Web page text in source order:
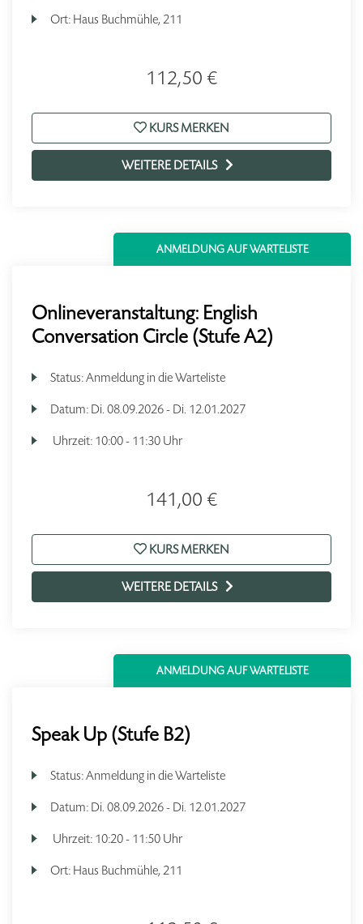
Ort: Haus Buchmühle, 211
112,50 €
KURS MERKEN
WEITERE DETAILS
ANMELDUNG AUF WARTELISTE
Onlineveranstaltung: English
Conversation Circle (Stufe A2)
Status:Anmeldung in die Warteliste
Datum: Di. 08.09.2026 - Di. 12.01.2027
Uhrzeit: 10:00 - 11:30 Uhr
141,00 €
KURS MERKEN
WEITERE DETAILS
ANMELDUNG AUF WARTELISTE
Speak Up (Stufe B2)
Status:Anmeldung in die Warteliste
Datum: Di. 08.09.2026 - Di. 12.01.2027
Uhrzeit: 10:20 - 11:50 Uhr
Ort: Haus Buchmühle, 211